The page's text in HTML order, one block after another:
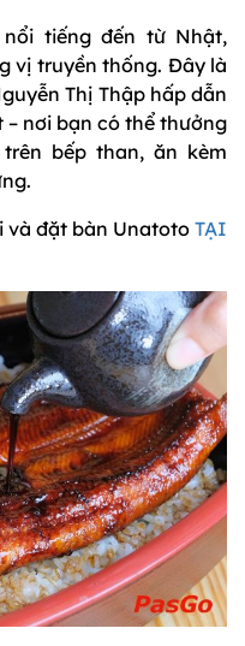
tiếng đến từ Nhật,
vị truyền thống. Đây là
Thị Thập hấp dẫn
nơi bạn có thể thưởng
bếp than, ăn kèm
và đặt bàn UnatotoTẠI